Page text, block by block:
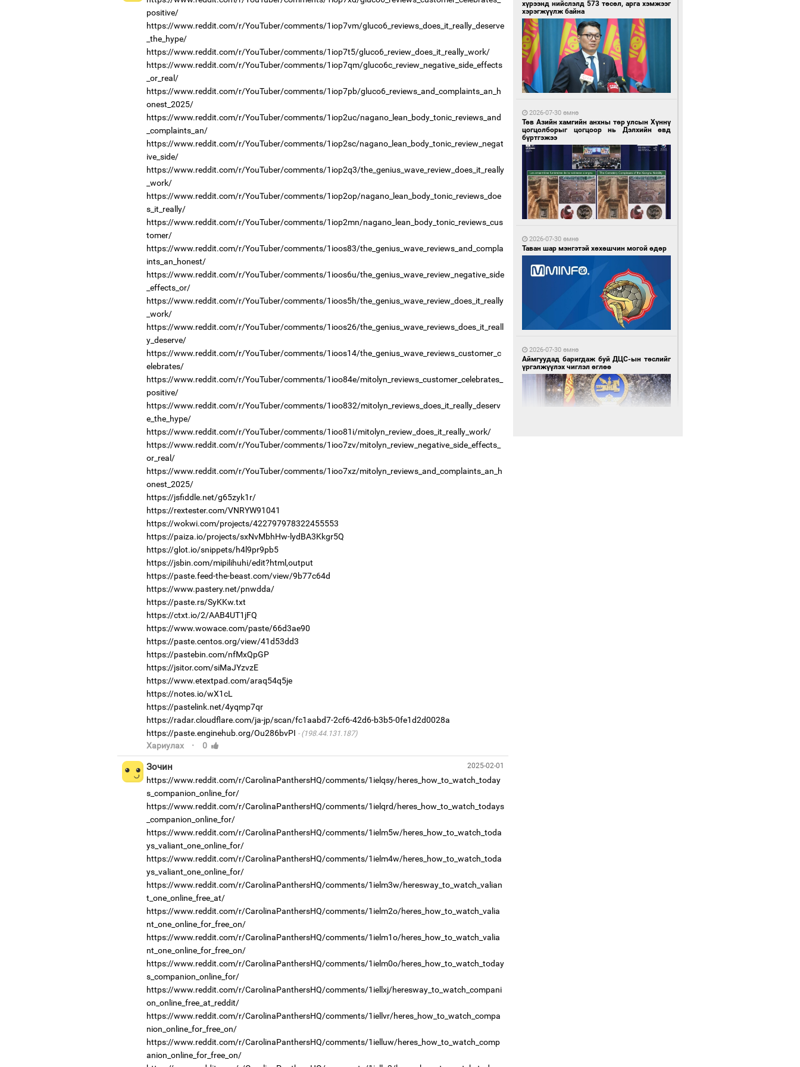
positive/
https://www.reddit.com/r/YouTuber/comments/1iop7vm/gluco6_reviews_does_it_really_deserve
_the_hype/
https://www.reddit.com/r/YouTuber/comments/1iop7t5/gluco6_review_does_it_really_work/
https://www.reddit.com/r/YouTuber/comments/1iop7qm/gluco6c_review_negative_side_effects
_or_real/
https://www.reddit.com/r/YouTuber/comments/1iop7pb/gluco6_reviews_and_complaints_an_h
onest_2025/
https://www.reddit.com/r/YouTuber/comments/1iop2uc/nagano_lean_body_tonic_reviews_and
_complaints_an/
https://www.reddit.com/r/YouTuber/comments/1iop2sc/nagano_lean_body_tonic_review_negat
ive_side/
https://www.reddit.com/r/YouTuber/comments/1iop2q3/the_genius_wave_review_does_it_really
_work/
https://www.reddit.com/r/YouTuber/comments/1iop2op/nagano_lean_body_tonic_reviews_doe
s_it_really/
https://www.reddit.com/r/YouTuber/comments/1iop2mn/nagano_lean_body_tonic_reviews_cus
tomer/
https://www.reddit.com/r/YouTuber/comments/1ioos83/the_genius_wave_reviews_and_compla
ints_an_honest/
https://www.reddit.com/r/YouTuber/comments/1ioos6u/the_genius_wave_review_negative_side
_effects_or/
https://www.reddit.com/r/YouTuber/comments/1ioos5h/the_genius_wave_review_does_it_really
_work/
https://www.reddit.com/r/YouTuber/comments/1ioos26/the_genius_wave_reviews_does_it_reall
y_deserve/
https://www.reddit.com/r/YouTuber/comments/1ioos14/the_genius_wave_reviews_customer_c
elebrates/
https://www.reddit.com/r/YouTuber/comments/1ioo84e/mitolyn_reviews_customer_celebrates_
positive/
https://www.reddit.com/r/YouTuber/comments/1ioo832/mitolyn_reviews_does_it_really_deserv
e_the_hype/
https://www.reddit.com/r/YouTuber/comments/1ioo81i/mitolyn_review_does_it_really_work/
https://www.reddit.com/r/YouTuber/comments/1ioo7zv/mitolyn_review_negative_side_effects_
or_real/
https://www.reddit.com/r/YouTuber/comments/1ioo7xz/mitolyn_reviews_and_complaints_an_h
onest_2025/
https://jsfiddle.net/g65zyk1r/
https://rextester.com/VNRYW91041
https://wokwi.com/projects/422797978322455553
https://paiza.io/projects/sxNvMbhHw-lydBA3Kkgr5Q
https://glot.io/snippets/h4l9pr9pb5
https://jsbin.com/mipilihuhi/edit?html,output
https://paste.feed-the-beast.com/view/9b77c64d
https://www.pastery.net/pnwdda/
https://paste.rs/SyKKw.txt
https://ctxt.io/2/AAB4UT1jFQ
https://www.wowace.com/paste/66d3ae90
https://paste.centos.org/view/41d53dd3
https://pastebin.com/nfMxQpGP
https://jsitor.com/siMaJYzvzE
https://www.etextpad.com/araq54q5je
https://notes.io/wX1cL
https://pastelink.net/4yqmp7qr
https://radar.cloudflare.com/ja-jp/scan/fc1aabd7-2cf6-42d6-b3b5-0fe1d2d0028a
https://paste.enginehub.org/Ou286bvPI
(198.44.131.187)
Хариулах · 0
2025-02-01
Зочин
https://www.reddit.com/r/CarolinaPanthersHQ/comments/1ielqsy/heres_how_to_watch_today
s_companion_online_for/
https://www.reddit.com/r/CarolinaPanthersHQ/comments/1ielqrd/heres_how_to_watch_todays
_companion_online_for/
https://www.reddit.com/r/CarolinaPanthersHQ/comments/1ielm5w/heres_how_to_watch_toda
ys_valiant_one_online_for/
https://www.reddit.com/r/CarolinaPanthersHQ/comments/1ielm4w/heres_how_to_watch_toda
ys_valiant_one_online_for/
https://www.reddit.com/r/CarolinaPanthersHQ/comments/1ielm3w/heresway_to_watch_valian
t_one_online_free_at/
https://www.reddit.com/r/CarolinaPanthersHQ/comments/1ielm2o/heres_how_to_watch_valia
nt_one_online_for_free_on/
https://www.reddit.com/r/CarolinaPanthersHQ/comments/1ielm1o/heres_how_to_watch_valia
nt_one_online_for_free_on/
https://www.reddit.com/r/CarolinaPanthersHQ/comments/1ielm0o/heres_how_to_watch_today
s_companion_online_for/
https://www.reddit.com/r/CarolinaPanthersHQ/comments/1iellxj/heresway_to_watch_compani
on_online_free_at_reddit/
https://www.reddit.com/r/CarolinaPanthersHQ/comments/1iellvr/heres_how_to_watch_compa
nion_online_for_free_on/
https://www.reddit.com/r/CarolinaPanthersHQ/comments/1ielluw/heres_how_to_watch_comp
anion_online_for_free_on/
8 цагийн өмнө өмнө
Автобензин, дизель түлшний онцгой албан
татварыг тэглэлээ
8 цагийн өмнө өмнө
Санхүүгийн хэмнэлтийн горимд эрүүл
мэндийн салбар хамаарахгүй
Нөөцийн махны худалдаа, борлуулалтыг
нээлттэй ил тод болгоно
хүрээнд нийслэлд 573 төсөл, арга хэмжээг
хэрэгжүүлж байна
2026-07-30 өмнө
Төв Азийн хамгийн анхны төр улсын Хүннү
цогцолборыг цогцоор нь Дэлхийн өвд
бүртгэжээ
2026-07-30 өмнө
Таван шар мэнгэтэй хөхөшчин могой өдөр
2026-07-30 өмнө
Аймгуудад баригдаж буй ДЦС-ын төслийг
үргэлжүүлэх чиглэл өглөө